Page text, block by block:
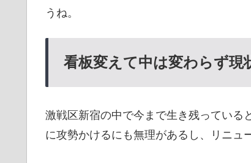
うね。
看板変えて中は変わらず現
激戦区新宿の中で今まで生き残っている
に攻勢かけるにも無理があるし、リニュ